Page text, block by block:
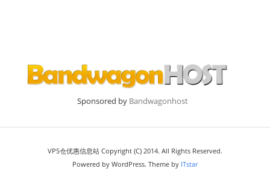
Sponsored by Bandwagonhost
VPS仓优惠信息站 Copyright (C) 2014. All Rights Reserved.
Powered by WordPress. Theme by ITstar